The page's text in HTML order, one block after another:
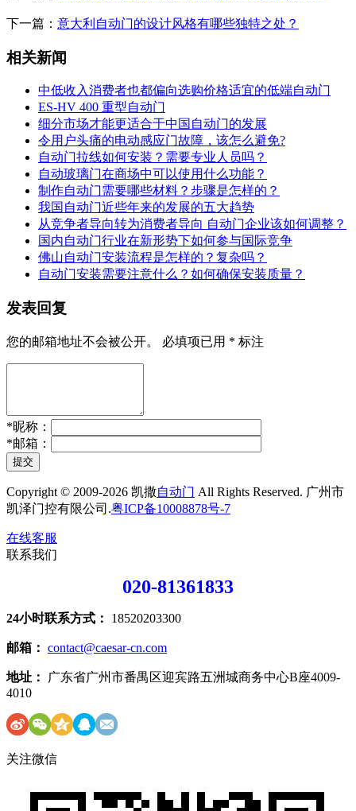
下一篇： 意大利自动门的设计风格有哪些独特之处？
相关新闻
中低收入消费者也都偏向选购价格适宜的低端自动门
ES-HV 400 重型自动门
细分市场才能更适合于中国自动门的发展
令用户头痛的电动感应门故障，该怎么避免?
自动门拉线如何安装？需要专业人员吗？
自动玻璃门在商场中可以使用什么功能？
制作自动门需要哪些材料？步骤是怎样的？
我国自动门近些年来的发展的五大趋势
从竞争者导向转为消费者导向 自动门企业该如何调整？
国内自动门行业在新形势下如何参与国际竞争
佛山自动门安装流程是怎样的？复杂吗？
自动门安装需要注意什么？如何确保安装质量？
发表回复
您的邮箱地址不会被公开。 必填项已用 * 标注
*昵称：
*邮箱：
提交
Copyright © 2009-2026 凯撒自动门 All Rights Reserved. 广州市
凯泽门控有限公司.粤ICP备10008878号-7
在线客服
联系我们
020-81361833
24小时联系方式： 18520203300
邮箱： contact@caesar-cn.com
地址：
广东省广州市番禺区迎宾路五洲城商务中心B座4009-
4010
关注微信